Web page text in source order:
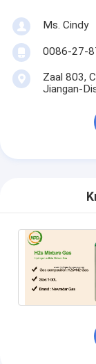
Ms. Cindy
0086-27-
Zaal 803,
Jiangan-